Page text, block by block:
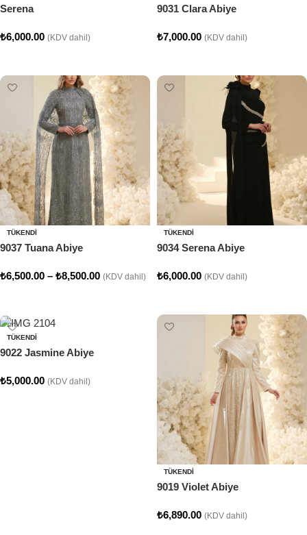
Serena
₺6,000.00 (KDV dahil)
9031 Clara Abiye
₺7,000.00 (KDV dahil)
TÜKENDI
9037 Tuana Abiye
₺6,500.00 – ₺8,500.00 (KDV dahil)
TÜKENDI
9034 Serena Abiye
₺6,000.00 (KDV dahil)
TÜKENDI
9022 Jasmine Abiye
₺5,000.00 (KDV dahil)
TÜKENDI
9019 Violet Abiye
₺6,890.00 (KDV dahil)